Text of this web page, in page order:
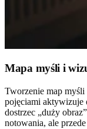
Mapa myśli i
Tworzenie map
pojęciami aktywizuje
dostrzec „duży
notowania, ale